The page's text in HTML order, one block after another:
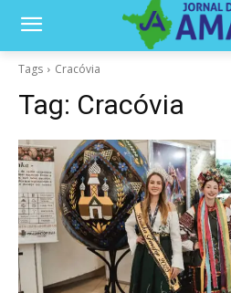
Tags Cracóvia
Tag: Cracóvia